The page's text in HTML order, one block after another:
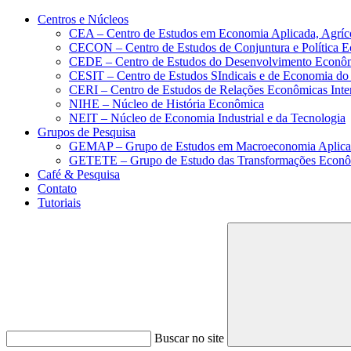
Conteúdo principal Menu principal
Centros e Núcleos
CEA – Centro de Estudos em Economia Aplicada,
CECON – Centro de Estudos de Conjuntura e Política
CEDE – Centro de Estudos do Desenvolvimento
CESIT – Centro de Estudos SIndicais e de Economia
CERI – Centro de Estudos de Relações Econômicas
NIHE – Núcleo de História Econômica
NEIT – Núcleo de Economia Industrial e da Tecnologia
Grupos de Pesquisa
GEMAP – Grupo de Estudos em Macroeconomia
GETETE – Grupo de Estudo das Transformações
Café & Pesquisa
Contato
Tutoriais
Buscar no site